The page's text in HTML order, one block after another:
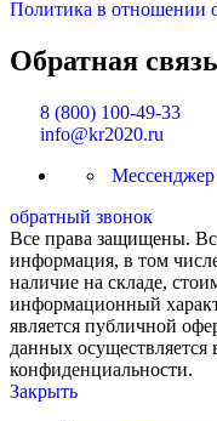
Политика в отношении
Обратная связь
8 (800) 100-49-33
info@kr2020.ru
обратный звонок
Все права защищены.
информация, в том
наличие на складе,
информационный
является публичной
данных осуществляется
конфиденциальности.
Закрыть